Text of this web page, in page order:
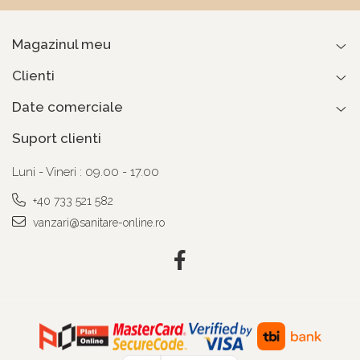
Magazinul meu
Clienti
Date comerciale
Suport clienti
Luni - Vineri : 09.00 - 17.00
+40 733 521 582
vanzari@sanitare-online.ro